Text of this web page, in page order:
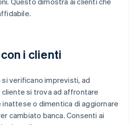
i clienti
verificano imprevisti, ad
si trova ad affrontare
o dimentica di aggiornare
cambiato banca. Consenti ai